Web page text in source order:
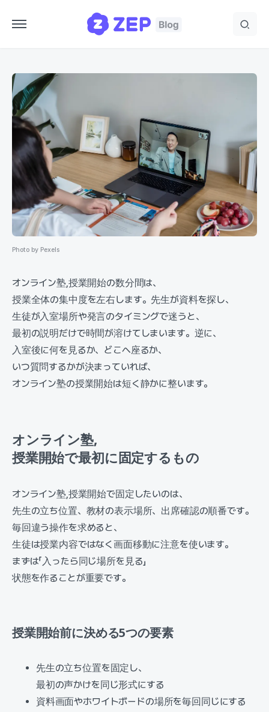
Photo by Pexels
オンライン塾,授業開始の数分間は、
授業全体の集中度を左右します。先生が資料を探し、
生徒が入室場所や発言のタイミングで迷うと、
最初の説明だけで時間が溶けてしまいます。逆に、
入室後に何を見るか、どこへ座るか、
いつ質問するかが決まっていれば、
オンライン塾の授業開始は短く静かに整います。
オンライン塾,
授業開始で最初に固定するもの
オンライン塾,授業開始で固定したいのは、
先生の立ち位置、教材の表示場所、出席確認の順番です。
毎回違う操作を求めると、
生徒は授業内容ではなく画面移動に注意を使います。
まずは「入ったら同じ場所を見る」
状態を作ることが重要です。
授業開始前に決める5つの要素
先生の立ち位置を固定し、
最初の声かけを同じ形式にする
資料画面やホワイトボードの場所を毎回同じにする